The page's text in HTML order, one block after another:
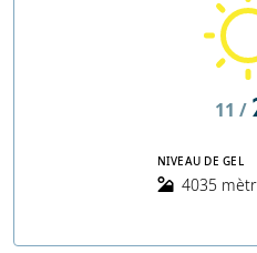
11 /
NIVEAU DE GEL
4035